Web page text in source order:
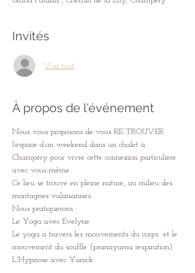
Invités
Voir tout
À propos de l'événement
Nous vous proposons de vous RE-TROUVER
l’espace d’un weekend dans un chalet à
Champéry pour vivre cette connexion particulière
avec vous-même.
Ce lieu se trouve en pleine nature, au milieu des
montagnes valaisannes.
Nous pratiquerons :
Le Yoga avec Evelyne
Le yoga à travers les mouvements du corps  et le
mouvement du souffle (pranayama respiration)
L'Hypnose avec Yanick